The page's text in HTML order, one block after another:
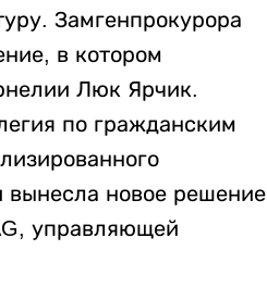
Замгенпрокурора
в котором
Люк Ярчик.
по гражданским
вынесла новое решение
управляющей